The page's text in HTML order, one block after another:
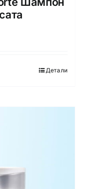
Детали